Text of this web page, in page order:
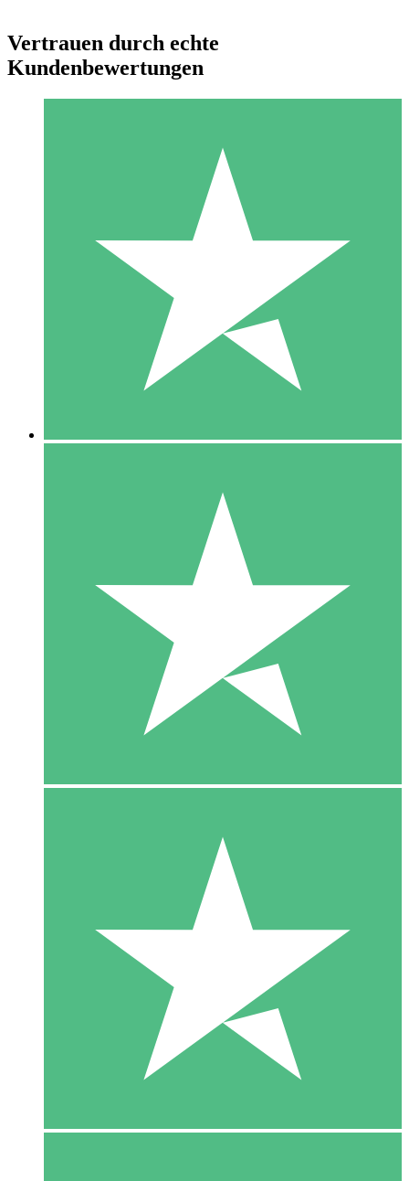
Individuelle Credit-Pakete
Zahlen Sie nach Bedarf mit Download-Credits. Keine
monatliche Verpflichtung erforderlich.
10 00
10 Downloads
20 00
Vertrauen durch echte
Kundenbewertungen